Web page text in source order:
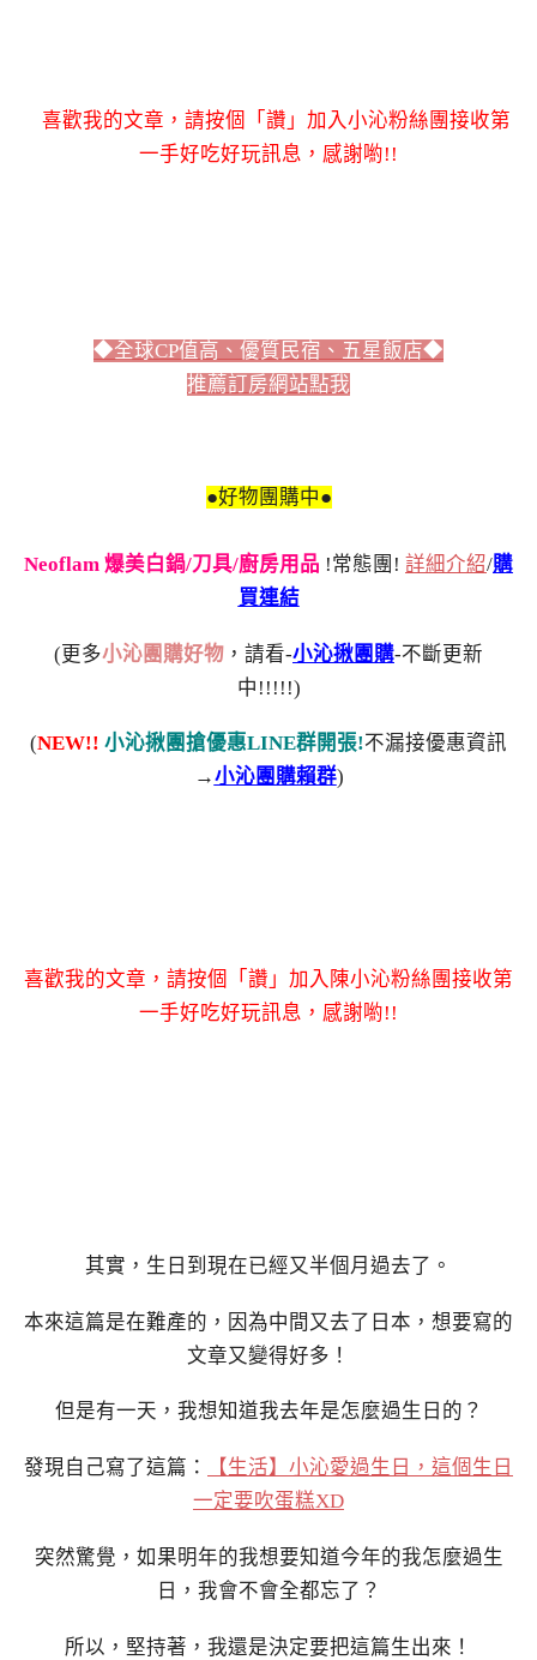
喜歡我的文章，請按個「讚」加入小沁粉絲團接收第
一手好吃好玩訊息，感謝喲!!
◆全球CP值高、優質民宿、五星飯店◆
推薦訂房網站點我
●好物團購中●
Neoflam 爆美白鍋/刀具/廚房用品 !常態團! 詳細介紹/購
買連結
(更多小沁團購好物 ，請看-小沁揪團購-不斷更新
中!!!!!)
(NEW!! 小沁揪團搶優惠LINE群開張!不漏接優惠資訊
→小沁團購賴群)
喜歡我的文章，請按個「讚」加入陳小沁粉絲團接收第
一手好吃好玩訊息，感謝喲!!
其實，生日到現在已經又半個月過去了。
本來這篇是在難產的，因為中間又去了日本，想要寫的
文章又變得好多！
但是有一天，我想知道我去年是怎麼過生日的？
發現自己寫了這篇：
【生活】小沁愛過生日，這個生日
一定要吹蛋糕XD
突然驚覺，如果明年的我想要知道今年的我怎麼過生
日，我會不會全都忘了？
所以，堅持著，我還是決定要把這篇生出來！